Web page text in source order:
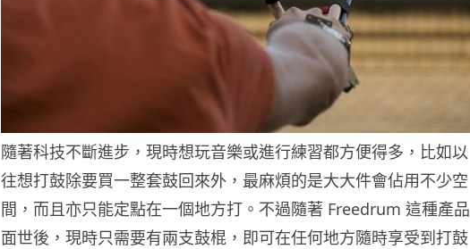
隨著科技不斷進步，現時想玩音樂或進行練習都方便得多，比如以
往想打鼓除要買一整套鼓回來外，最麻煩的是大大件會佔用不少空
間，而且亦只能定點在一個地方打。不過隨著 Freedrum 這種產品
面世後，現時只需要有兩支鼓棍，即可在任何地方隨時享受到打鼓